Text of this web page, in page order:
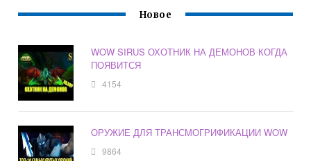
Новое
WOW SIRUS ОХОТНИК НА ДЕМОНОВ КОГДА
ПОЯВИТСЯ
4154
ОРУЖИЕ ДЛЯ ТРАНСМОГРИФИКАЦИИ WOW
9864